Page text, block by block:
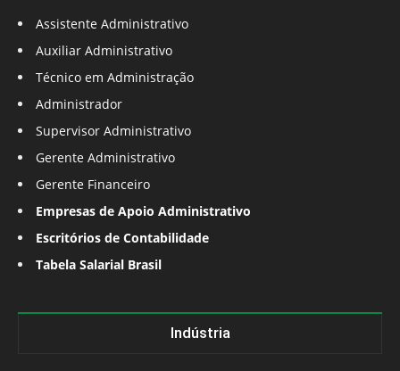
Assistente Administrativo
Auxiliar Administrativo
Técnico em Administração
Administrador
Supervisor Administrativo
Gerente Administrativo
Gerente Financeiro
Empresas de Apoio Administrativo
Escritórios de Contabilidade
Tabela Salarial Brasil
Indústria